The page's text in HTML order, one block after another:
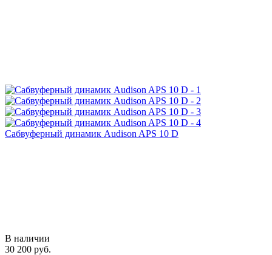
Сабвуферный динамик Audison APS 10 D
В наличии
30 200 руб.